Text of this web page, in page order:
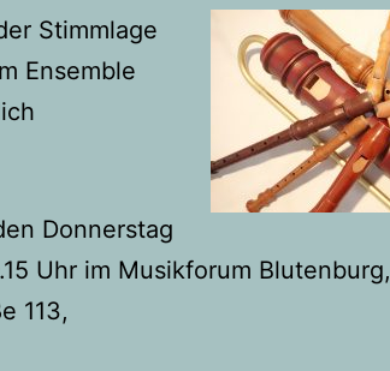
Stimmlage
Ensemble
Donnerstag
Uhr im Musikforum Blutenburg,
113,